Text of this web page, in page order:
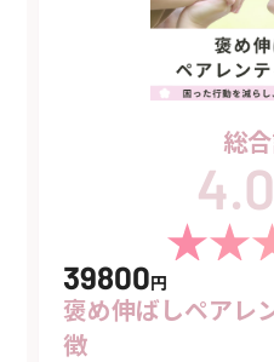
総
39800円
褒め伸ばしペアレ
徴